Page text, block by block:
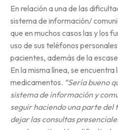
En relación a una de las
sistema de información/
que en muchos casos las y los
uso de sus teléfonos
pacientes, además de la
En la misma línea, se encuentra
medicamentos. “Sería bueno
sistema de información y
seguir haciendo una parte
dejar las consultas